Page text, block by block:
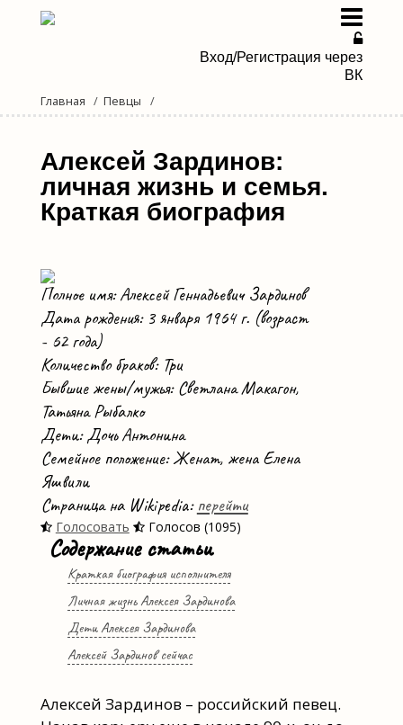
Вход/Регистрация через
ВК
Певицы
Певцы
Дуэты и группы
Мы в Дзене
Главная Певцы
Алексей Зардинов:
личная жизнь и семья.
Краткая биография
Полное имя: Алексей Геннадьевич Зардинов
Дата рождения: 3 января 1964 г. (возраст
- 62 года)
Количество браков: Три
Бывшие жены/мужья: Светлана Макагон,
Татьяна Рыбалко
Дети: Дочь Антонина
Семейное положение: Женат, жена Елена
Яшвили
Страница на Wikipedia: перейти
Голосовать Голосов (1095)
Содержание статьи
Краткая биография исполнителя
Личная жизнь Алексея Зардинова
Дети Алексея Зардинова
Алексей Зардинов сейчас
Алексей Зардинов – российский певец.